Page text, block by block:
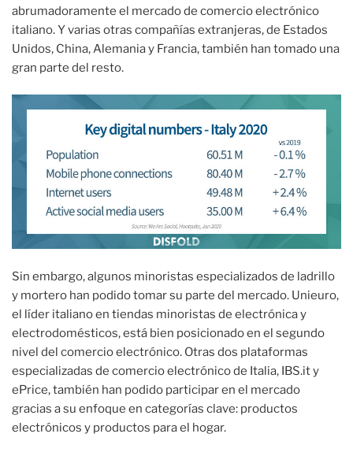
abrumadoramente el mercado de comercio electrónico
italiano. Y varias otras compañías extranjeras, de Estados
Unidos, China, Alemania y Francia, también han tomado una
gran parte del resto.
Sin embargo, algunos minoristas especializados de ladrillo
y mortero han podido tomar su parte del mercado. Unieuro,
el líder italiano en tiendas minoristas de electrónica y
electrodomésticos, está bien posicionado en el segundo
nivel del comercio electrónico. Otras dos plataformas
especializadas de comercio electrónico de Italia, IBS.it y
ePrice, también han podido participar en el mercado
gracias a su enfoque en categorías clave: productos
electrónicos y productos para el hogar.